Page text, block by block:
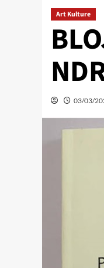
Art Kulture
03/03/